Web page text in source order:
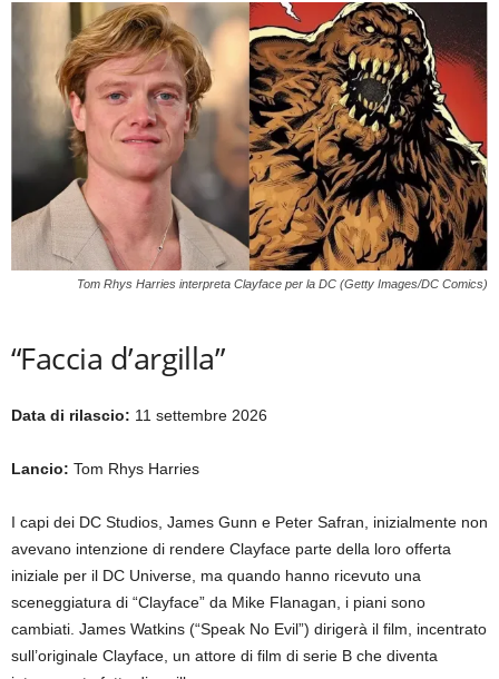
Tom Rhys Harries interpreta Clayface per la DC (Getty Images/DC Comics)
“Faccia d’argilla”
Data di rilascio: 11 settembre 2026
Lancio: Tom Rhys Harries
I capi dei DC Studios, James Gunn e Peter Safran, inizialmente non
avevano intenzione di rendere Clayface parte della loro offerta
iniziale per il DC Universe, ma quando hanno ricevuto una
sceneggiatura di “Clayface” da Mike Flanagan, i piani sono
cambiati. James Watkins (“Speak No Evil”) dirigerà il film, incentrato
sull’originale Clayface, un attore di film di serie B che diventa